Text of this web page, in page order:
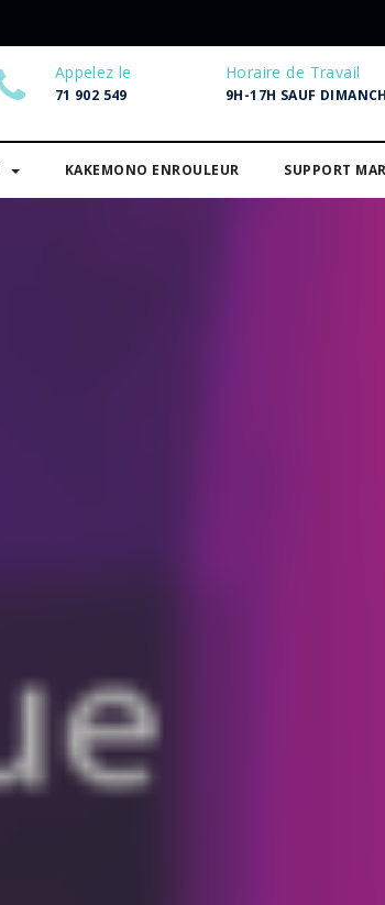
Appelez le
71 902 549
Horaire de Travail
9H-17H SAUF
KAKEMONO ENROULEUR SUPPORT